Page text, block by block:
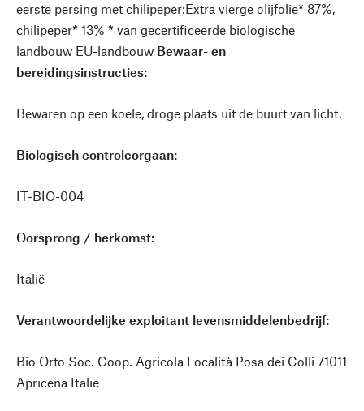
eerste persing met chilipeper:Extra vierge olijfolie* 87%,
chilipeper* 13% * van gecertificeerde biologische
landbouw EU-landbouw Bewaar- en
bereidingsinstructies:
Bewaren op een koele, droge plaats uit de buurt van licht.
Biologisch controleorgaan:
IT-BIO-004
Oorsprong / herkomst:
Italië
Verantwoordelijke exploitant levensmiddelenbedrijf:
Bio Orto Soc. Coop. Agricola Località Posa dei Colli 71011
Apricena Italië